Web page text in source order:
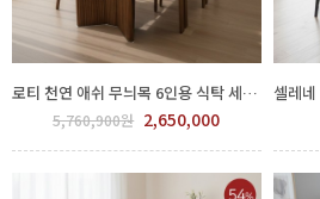
로티 천연 애쉬 무늬목 6인용 식탁 세트 700-229
5,760,900원 2,650,000